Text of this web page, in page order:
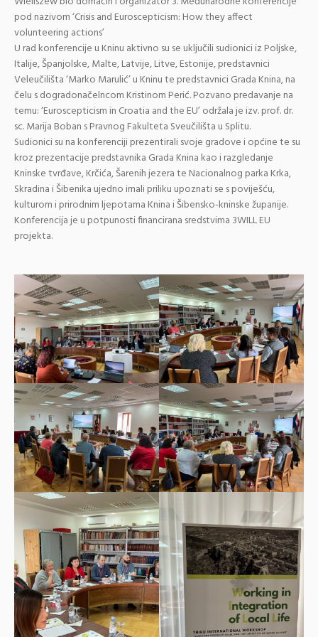
pod nazivom ‘Crisis and Euroscepticism: How they affect
volunteering actions’
U rad konferencije u Kninu aktivno su se uključili sudionici iz Poljske,
Italije, Španjolske, Malte, Latvije, Litve, Estonije, predstavnici
Veleučilišta ‘Marko Marulić’ u Kninu te predstavnici Grada Knina, na
čelu s dogradonačelncom Kristinom Perić. Pozvano predavanje na
temu: ‘Euroscepticism in Croatia and the EU’ održala je izv. prof. dr.
sc. Marija Boban s Pravnog Fakulteta Sveučilišta u Splitu.
Sudionici su na konferenciji prezentirali svoje gradove i općine te su
kroz prezentacije predstavnika Grada Knina kao i razgledanje
Kninske tvrđave, Krčića, Šarenih jezera te Nacionalnog parka Krka,
Skradina i Šibenika ujedno imali priliku upoznati se s poviješću,
kulturom i prirodnim ljepotama Knina i Šibensko-kninske županije.
Konferencija je u potpunosti financirana sredstvima 3WILL EU
projekta.